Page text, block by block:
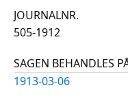
JOURNALNR.
505-1912
SAGEN BEHANDLES
1913-03-06